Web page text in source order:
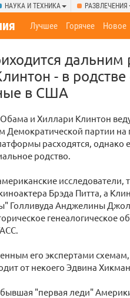
НАУКА И ТЕХНИКА РАЗВЛЕЧЕНИЯ
Лучшее Горячее Новое
дальним
- в
в США
и Хиллари Клинтон
Демократической партии
расходятся,
родство.
Брэда Питта, а
Голливуда Анджелины
генеалогическое
его экспертами
от некоего Эдвина
"первая леди"